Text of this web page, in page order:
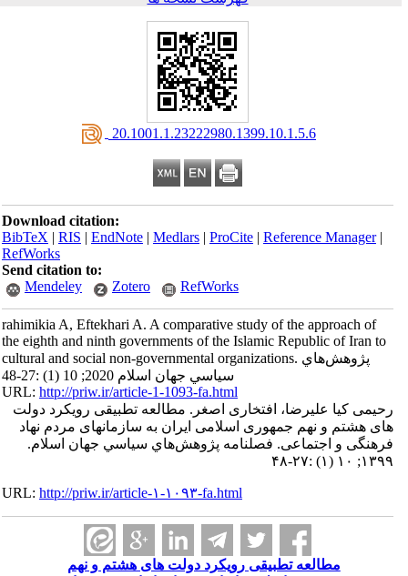
‎ 20.1001.1.23222980.1399.10.1.5.6
Download citation:
BibTeX|RIS|EndNote|Medlars|ProCite|Reference Manager
RefWorks
Send citation to:
Mendeley
Zotero RefWorks
rahimikia A, Eftekhari A. A comparative study of the approach of
the eighth and ninth governments of the Islamic Republic of Iran to
cultural and social non-governmental organizations. پژوهش‌هاي
سياسي جهان اسلام 2020; 10 (1) :27-48
URL:http://priw.ir/article-1-1093-fa.html
رحیمی کیا علیرضا، افتخاری اصغر. مطالعه تطبیقی رویکرد دولت
های هشتم و نهم جمهوری اسلامی ایران به سازمانهای مردم نهاد
فرهنگی و اجتماعی. فصلنامه پژوهش‌هاي سياسي جهان اسلام.
۱۳۹۹; ۱۰ (۱) :۲۷-۴۸
URL:http://priw.ir/article-۱-۱۰۹۳-fa.html
مطالعه تطبیقی رویکرد دولت های هشتم و نهم